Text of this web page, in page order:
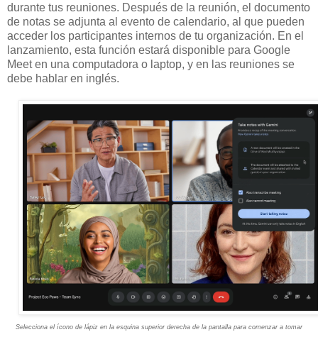
durante tus reuniones. Después de la reunión, el documento
de notas se adjunta al evento de calendario, al que pueden
acceder los participantes internos de tu organización. En el
lanzamiento, esta función estará disponible para Google
Meet en una computadora o laptop, y en las reuniones se
debe hablar en inglés.
Selecciona el ícono de lápiz en la esquina superior derecha de la pantalla para comenzar a tomar